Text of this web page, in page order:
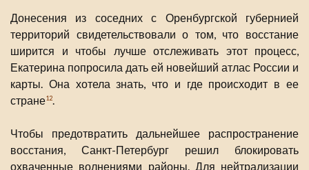
Донесения из соседних с Оренбургской губернией
территорий свидетельствовали о том, что восстание
ширится и чтобы лучше отслеживать этот процесс,
Екатерина попросила дать ей новейший атлас России и
карты. Она хотела знать, что и где происходит в ее
стране12.
Чтобы предотвратить дальнейшее распространение
восстания, Санкт-Петербург решил блокировать
охваченные волнениями районы. Для нейтрализации